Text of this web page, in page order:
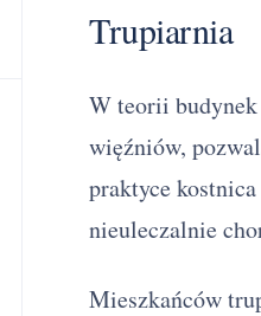
Trupiarnia
W teorii budynek
więźniów,
praktyce
nieuleczalnie
Mieszkańców